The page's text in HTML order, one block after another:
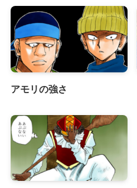
アモリの強さ